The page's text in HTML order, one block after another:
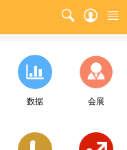
数据 会展